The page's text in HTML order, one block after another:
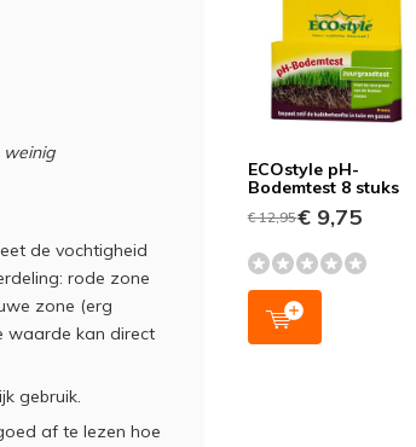
weinig
de vochtigheid
rode zone
zone (erg
waarde kan direct
gebruik.
af te lezen hoe
ECOstyle pH-
Bodemtest 8 stuks
€ 12,95€ 9,75